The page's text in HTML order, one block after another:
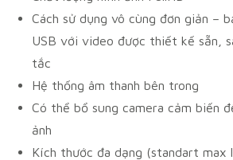
Cách sử dụng vô cùng đơn giản –
USB với video được thiết kế sẵn,
tắc
Hệ thống âm thanh bên trong
Có thể bổ sung camera cảm biến
ảnh
Kích thước đa dạng (standart max